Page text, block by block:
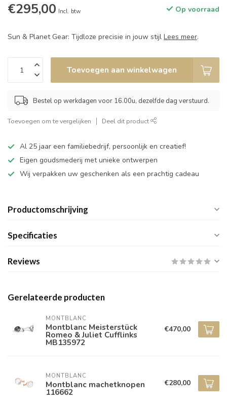
€295,00 Incl. btw Op voorraad
Sun & Planet Gear: Tijdloze precisie in jouw stijl Lees meer.
Toevoegen aan winkelwagen
Bestel op werkdagen voor 16.00u, dezelfde dag verstuurd.
Toevoegen om te vergelijken Deel dit product
Al 25 jaar een familiebedrijf, persoonlijk en creatief!
Eigen goudsmederij met unieke ontwerpen
Wij verpakken uw geschenken als een prachtig cadeau
Productomschrijving
Specificaties
Reviews
Gerelateerde producten
MONTBLANC
Montblanc Meisterstück
Romeo & Juliet Cufflinks
MB135972
€470,00
MONTBLANC
Montblanc machetknopen
116662
€280,00